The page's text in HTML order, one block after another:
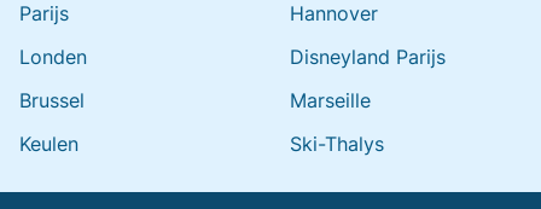
Parijs
Londen
Brussel
Keulen
Hannover
Disneyland Parijs
Marseille
Ski-Thalys